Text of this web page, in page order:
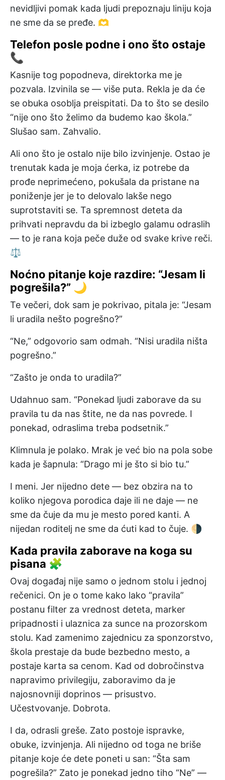
nevidljivi pomak kada ljudi prepoznaju liniju koja
ne sme da se pređe. 🫶
Telefon posle podne i ono što ostaje
📞
Kasnije tog popodneva, direktorka me je
pozvala. Izvinila se — više puta. Rekla je da će
se obuka osoblja preispitati. Da to što se desilo
“nije ono što želimo da budemo kao škola.”
Slušao sam. Zahvalio.
Ali ono što je ostalo nije bilo izvinjenje. Ostao je
trenutak kada je moja ćerka, iz potrebe da
prođe neprimećeno, pokušala da pristane na
poniženje jer je to delovalo lakše nego
suprotstaviti se. Ta spremnost deteta da
prihvati nepravdu da bi izbeglo galamu odraslih
— to je rana koja peče duže od svake krive reči.
⚖️
Noćno pitanje koje razdire: “Jesam li
pogrešila?” 🌙
Te večeri, dok sam je pokrivao, pitala je: “Jesam
li uradila nešto pogrešno?”
“Ne,” odgovorio sam odmah. “Nisi uradila ništa
pogrešno.”
“Zašto je onda to uradila?”
Udahnuo sam. “Ponekad ljudi zaborave da su
pravila tu da nas štite, ne da nas povrede. I
ponekad, odraslima treba podsetnik.”
Klimnula je polako. Mrak je već bio na pola sobe
kada je šapnula: “Drago mi je što si bio tu.”
I meni. Jer nijedno dete — bez obzira na to
koliko njegova porodica daje ili ne daje — ne
sme da čuje da mu je mesto pored kanti. A
nijedan roditelj ne sme da ćuti kad to čuje. 🌗
Kada pravila zaborave na koga su
pisana 🧩
Ovaj događaj nije samo o jednom stolu i jednoj
rečenici. On je o tome kako lako “pravila”
postanu filter za vrednost deteta, marker
pripadnosti i ulaznica za sunce na prozorskom
stolu. Kad zamenimo zajednicu za sponzorstvo,
škola prestaje da bude bezbedno mesto, a
postaje karta sa cenom. Kad od dobročinstva
napravimo privilegiju, zaboravimo da je
najosnovniji doprinos — prisustvo.
Učestvovanje. Dobrota.
I da, odrasli greše. Zato postoje ispravke,
obuke, izvinjenja. Ali nijedno od toga ne briše
pitanje koje će dete poneti u san: “Šta sam
pogrešila?” Zato je ponekad jedno tiho “Ne” —